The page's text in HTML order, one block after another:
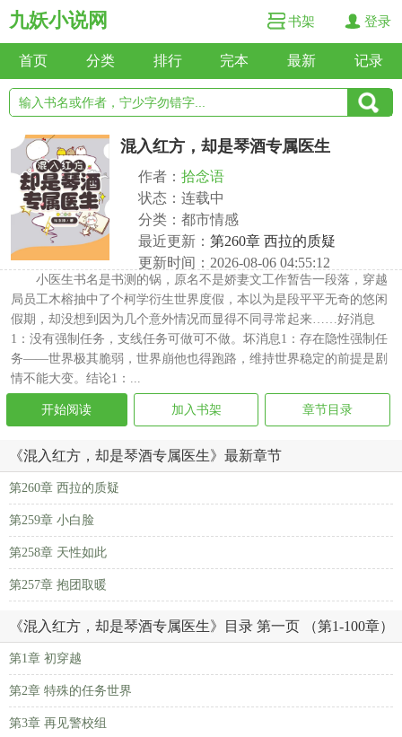
九妖小说网 书架 登录
首页 分类 排行 完本 最新 记录
混入红方，却是琴酒专属医生
作者： 拾念语
状态：连载中
分类：都市情感
最近更新： 第260章 西拉的质疑
更新时间：2026-08-06 04:55:12
小医生书名是书测的锅，原名不是娇妻文工作暂告一段落，穿越
局员工木榕抽中了个柯学衍生世界度假，本以为是段平平无奇的悠闲
假期，却没想到因为几个意外情况而显得不同寻常起来……好消息
1：没有强制任务，支线任务可做可不做。坏消息1：存在隐性强制任
务——世界极其脆弱，世界崩他也得跑路，维持世界稳定的前提是剧
情不能大变。结论1：...
开始阅读 加入书架 章节目录
《混入红方，却是琴酒专属医生》最新章节
第260章 西拉的质疑
第259章 小白脸
第258章 天性如此
第257章 抱团取暖
《混入红方，却是琴酒专属医生》目录 第一页 （第1-100章）
第1章 初穿越
第2章 特殊的任务世界
第3章 再见警校组